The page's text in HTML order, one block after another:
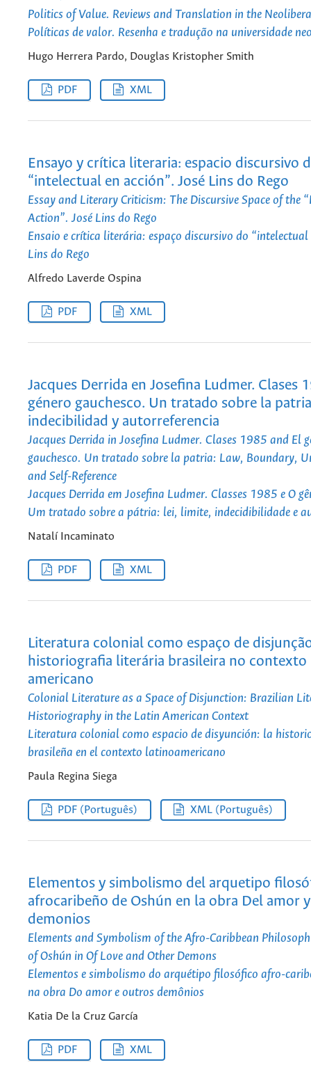
Politics of Value. Reviews and Translation in the
Políticas de valor. Resenha e tradução na universidade
Hugo Herrera Pardo, Douglas Kristopher Smith
PDF XML
Ensayo y crítica literaria: espacio discursivo
“intelectual en acción”. José Lins do Rego
Essay and Literary Criticism: The Discursive Space of the
Action”. José Lins do Rego
Ensaio e crítica literária: espaço discursivo do “intelectual
Lins do Rego
Alfredo Laverde Ospina
PDF XML
Jacques Derrida en Josefina Ludmer. Clases
género gauchesco. Un tratado sobre la
indecibilidad y autorreferencia
Jacques Derrida in Josefina Ludmer. Clases 1985 and El
gauchesco. Un tratado sobre la patria: Law, Boundary,
and Self-Reference
Jacques Derrida em Josefina Ludmer. Classes 1985 e O
Um tratado sobre a pátria: lei, limite, indecidibilidade e
Natalí Incaminato
PDF XML
Literatura colonial como espaço de
historiografia literária brasileira no
americano
Colonial Literature as a Space of Disjunction: Brazilian
Historiography in the Latin American Context
Literatura colonial como espacio de disyunción: la
brasileña en el contexto latinoamericano
Paula Regina Siega
PDF (Português) XML (Português)
Elementos y simbolismo del arquetipo
afrocaribeño de Oshún en la obra Del amor
demonios
Elements and Symbolism of the Afro-Caribbean
of Oshún in Of Love and Other Demons
Elementos e simbolismo do arquétipo filosófico afro-
na obra Do amor e outros demônios
Katia De la Cruz García
PDF XML